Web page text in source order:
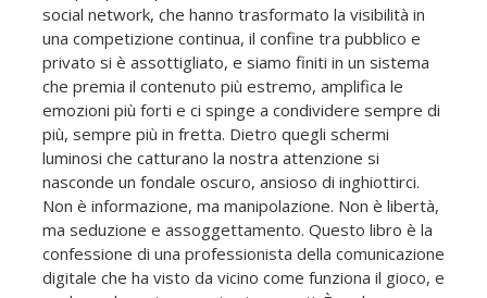
social network, che hanno trasformato la visibilità in
una competizione continua, il confine tra pubblico e
privato si è assottigliato, e siamo finiti in un sistema
che premia il contenuto più estremo, amplifica le
emozioni più forti e ci spinge a condividere sempre di
più, sempre più in fretta. Dietro quegli schermi
luminosi che catturano la nostra attenzione si
nasconde un fondale oscuro, ansioso di inghiottirci.
Non è informazione, ma manipolazione. Non è libertà,
ma seduzione e assoggettamento. Questo libro è la
confessione di una professionista della comunicazione
digitale che ha visto da vicino come funziona il gioco, e